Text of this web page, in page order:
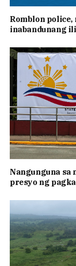
Romblon police,
inabandunang
Nangunguna sa
presyo ng